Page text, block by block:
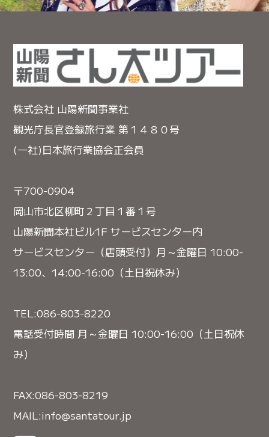
株式会社 山陽新聞事業社
観光庁長官登録旅行業 第１４８０号
(一社)日本旅行業協会正会員
〒700-0904
岡山市北区柳町２丁目１番１号
山陽新聞本社ビル1F サービスセンター内
サービスセンター（店頭受付）月～金曜日 10:00-
13:00、14:00-16:00（土日祝休み）
TEL:086-803-8220
電話受付時間 月～金曜日 10:00-16:00（土日祝休
み）
FAX:086-803-8219
MAIL:info@santatour.jp